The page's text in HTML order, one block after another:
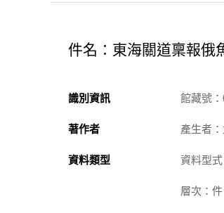
件名：東海關道稟報俄
識別資訊 館藏號
著作者 產生者
資料類型 資料型
層次：件